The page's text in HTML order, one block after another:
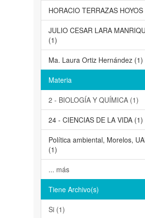
HORACIO TERRAZAS HOYOS
JULIO CESAR LARA
(1)
Ma. Laura Ortiz Hernández (1)
Materia
2 - BIOLOGÍA Y QUÍMICA (1)
24 - CIENCIAS DE LA VIDA (1)
Política ambiental, Morelos,
(1)
... más
Tiene Archivo(s)
Si (1)